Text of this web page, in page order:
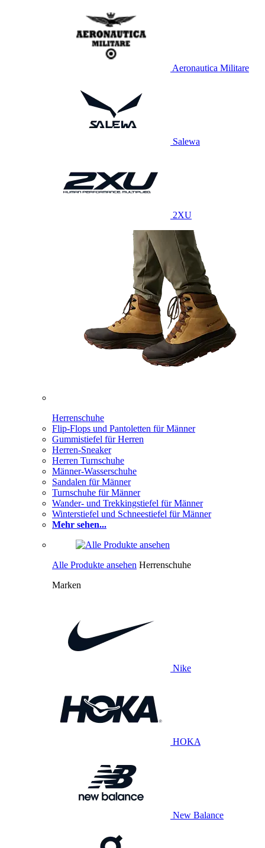
Aeronautica Militare
Salewa
2XU
Herrenschuhe
Flip-Flops und Pantoletten für Männer
Gummistiefel für Herren
Herren-Sneaker
Herren Turnschuhe
Männer-Wasserschuhe
Sandalen für Männer
Turnschuhe für Männer
Wander- und Trekkingstiefel für Männer
Winterstiefel und Schneestiefel für Männer
Mehr sehen...
Alle Produkte ansehen Herrenschuhe
Marken
Nike
HOKA
New Balance